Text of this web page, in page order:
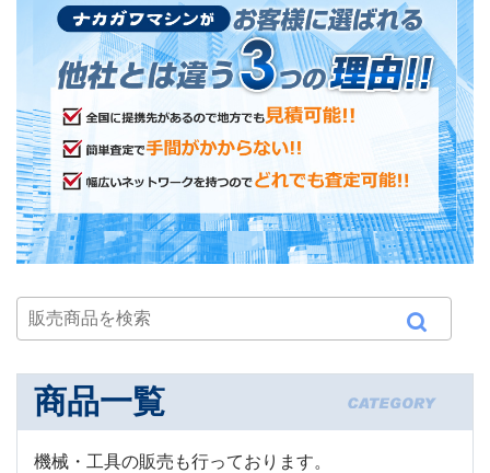
商品一覧
機械・工具の販売も行っております。